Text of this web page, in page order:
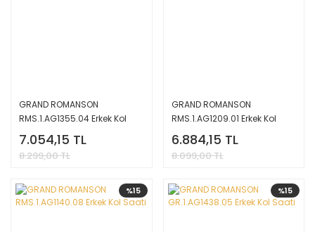
GRAND ROMANSON
RMS.1.AG1355.04 Erkek Kol
Saati
7.054,15 TL
8.299,00 TL
GRAND ROMANSON
RMS.1.AG1209.01 Erkek Kol
Saati
6.884,15 TL
8.099,00 TL
%15 %15